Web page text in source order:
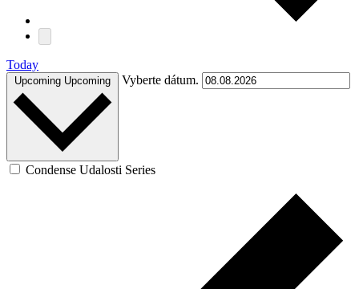
Today
Upcoming Upcoming Vyberte dátum.
Condense Udalosti Series